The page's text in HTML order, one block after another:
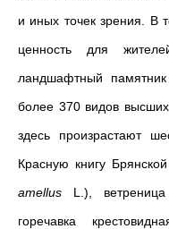
и иных точек зрения. В
ценность для
ландшафтный
более 370 видов
здесь произрастают
Красную книгу
amellus L.),
горечавка